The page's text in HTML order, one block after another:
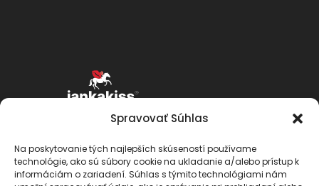
Spravovať Súhlas
Na poskytovanie tých najlepších skúseností používame
technológie, ako sú súbory cookie na ukladanie a/alebo prístup k
informáciám o zariadení. Súhlas s týmito technológiami nám